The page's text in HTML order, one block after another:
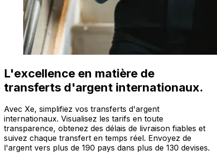
L'excellence en matière de
transferts d'argent internationaux.
Avec Xe, simplifiez vos transferts d'argent
internationaux. Visualisez les tarifs en toute
transparence, obtenez des délais de livraison fiables et
suivez chaque transfert en temps réel. Envoyez de
l'argent vers plus de 190 pays dans plus de 130 devises.